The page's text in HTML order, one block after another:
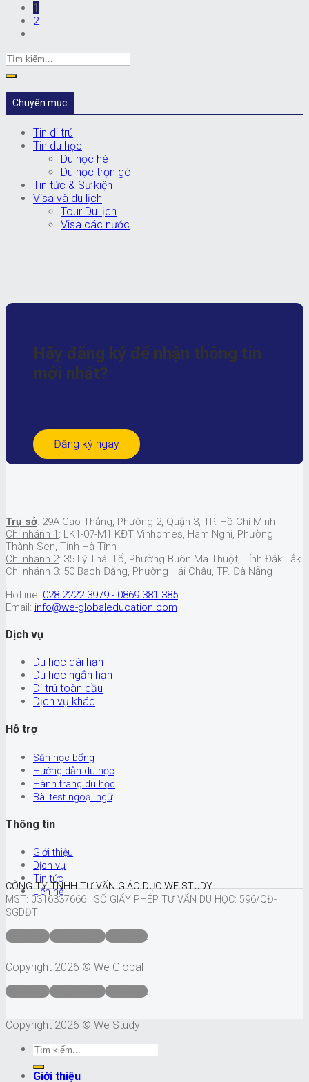
1
2
Chuyên mục
Tin di trú
Tin du học
Du học hè
Du học trọn gói
Tin tức & Sự kiện
Visa và du lịch
Tour Du lịch
Visa các nước
Hãy đăng ký để nhận thông tin
mới nhất?
Đăng ký ngay
Trụ sở: 29A Cao Thắng, Phường 2, Quận 3, TP. Hồ Chí Minh
Chi nhánh 1 : LK1-07-M1 KĐT Vinhomes, Hàm Nghi, Phường
Thành Sen, Tỉnh Hà Tĩnh
Chi nhánh 2: 35 Lý Thái Tổ, Phường Buôn Ma Thuột, Tỉnh Đắk Lắk
Chi nhánh 3: 50 Bạch Đằng, Phường Hải Châu, TP. Đà Nẵng
Hotline: 028 2222 3979 - 0869 381 385
Email: info@we-globaleducation.com
Dịch vụ
Du học dài hạn
Du học ngắn hạn
Di trú toàn cầu
Dịch vụ khác
Hỗ trợ
Săn học bổng
Hướng dẫn du học
Hành trang du học
Bài test ngoại ngữ
Thông tin
Giới thiệu
Dịch vụ
Tin tức
Liên hệ
CÔNG TY TNHH TƯ VẤN GIÁO DỤC WE STUDY
MST: 0316337666 | SỐ GIẤY PHÉP TƯ VẤN DU HỌC: 596/QĐ-
SGDĐT
Quy định Điều khoản Bảo mật
Copyright 2026 © We Global
Quy định
Điều khoản Bảo mật
Copyright 2026 © We Study
Giới thiệu